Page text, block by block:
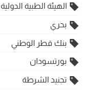
الهيئة الطبية الدولية
بحري
بنك قطر الوطني
بورتسودان
تجنيد الشرطة